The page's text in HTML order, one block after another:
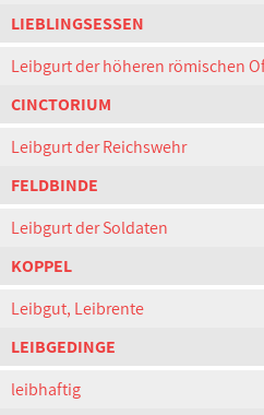
LIEBLINGSESSEN
Leibgurt der höheren römischen
CINCTORIUM
Leibgurt der Reichswehr
FELDBINDE
Leibgurt der Soldaten
KOPPEL
Leibgut, Leibrente
LEIBGEDINGE
leibhaftig